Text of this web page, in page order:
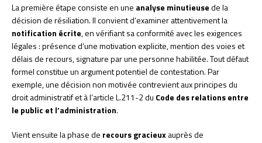
La première étape consiste en une analyse minutieusede la
décision de résiliation. Il convient d’examiner attentivement la
notification écrite, en vérifiant sa conformité avec les exigences
légales : présence d’une motivation explicite, mention des voies et
délais de recours, signature par une personne habilitée. Tout défaut
formel constitue un argument potentiel de contestation. Par
exemple, une décision non motivée contrevient aux principes du
droit administratif et à l’article L.211-2 du Code des relations entre
le public et l’administration.
Vient ensuite la phase de recours gracieuxauprès de